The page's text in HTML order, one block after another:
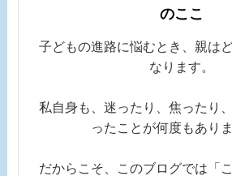
のここ
子どもの進路に悩むとき、親は
なります。
私自身も、迷ったり、焦ったり
ったことが何度もありま
だからこそ、このブログでは「